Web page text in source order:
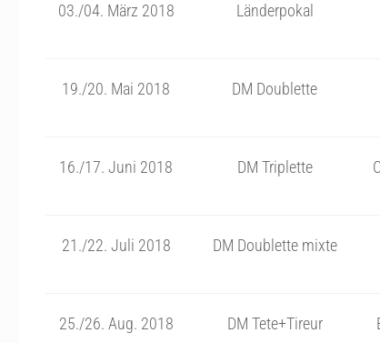
03./04. März 2018 Länderpokal
19./20. Mai 2018 DM Doublette
16./17. Juni 2018 DM Triplette
21./22. Juli 2018 DM Doublette mixte
25./26. Aug. 2018 DM Tete+Tireur